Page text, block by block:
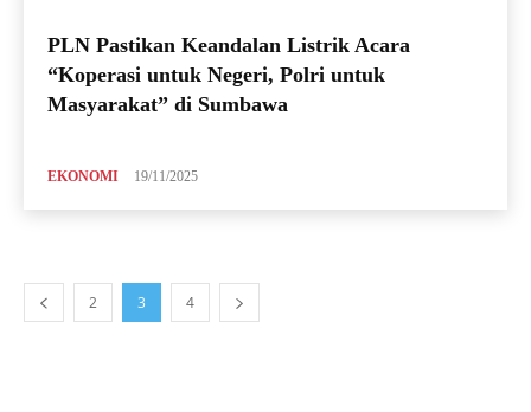
PLN Pastikan Keandalan Listrik Acara
“Koperasi untuk Negeri, Polri untuk
Masyarakat” di Sumbawa
EKONOMI 19/11/2025
2 3 4